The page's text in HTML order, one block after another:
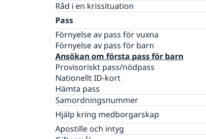
Allvarlig olycka eller sjukdom
Ekonomiskt nödställd
Dödsfall
Larmcentraler
UD-jouren
Råd i en krissituation
Pass
Förnyelse av pass för vuxna
Förnyelse av pass för barn
Ansökan om första pass för barn
Provisoriskt pass/nödpass
Nationellt ID-kort
Hämta pass
Samordningsnummer
Hjälp kring medborgarskap
Om svenskt medborgarskap
Apostille och intyg